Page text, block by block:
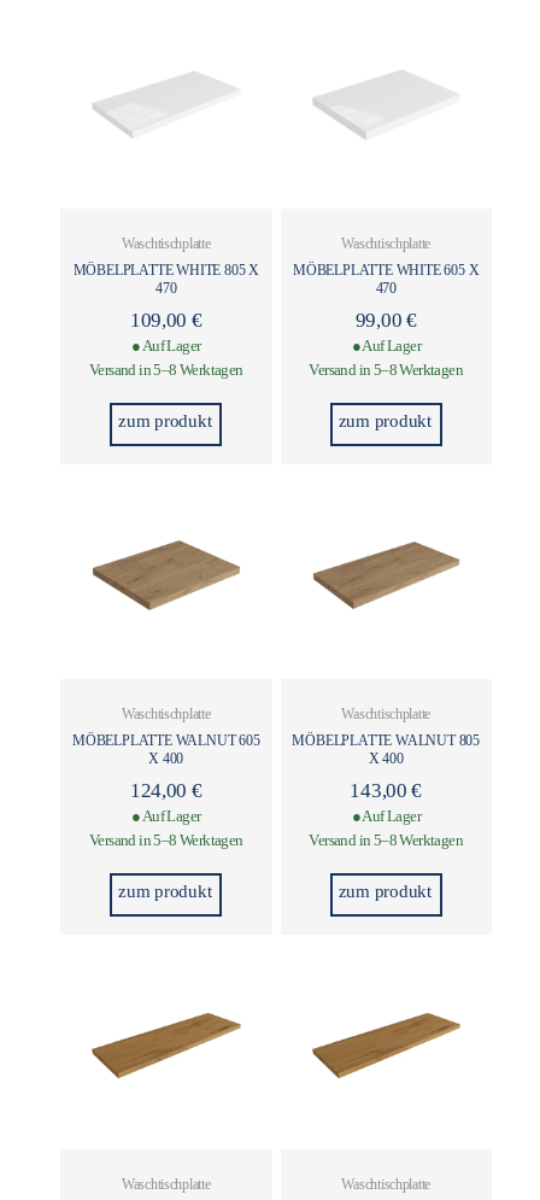
Waschtischplatte
MÖBELPLATTE WHITE 805 X
470
109,00 €
● Auf Lager
Versand in 5–8 Werktagen
zum produkt
Waschtischplatte
MÖBELPLATTE WHITE 605 X
470
99,00€
● Auf Lager
Versand in 5–8 Werktagen
zum produkt
Waschtischplatte
MÖBELPLATTE WALNUT 605
X 400
124,00 €
● Auf Lager
Versand in 5–8 Werktagen
zum produkt
Waschtischplatte
MÖBELPLATTE WALNUT 805
X 400
143,00€
● Auf Lager
Versand in 5–8 Werktagen
zum produkt
Waschtischplatte
Waschtischplatte